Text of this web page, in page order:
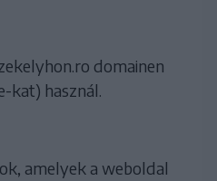
domainen
kat) használ.
amelyek a weboldal